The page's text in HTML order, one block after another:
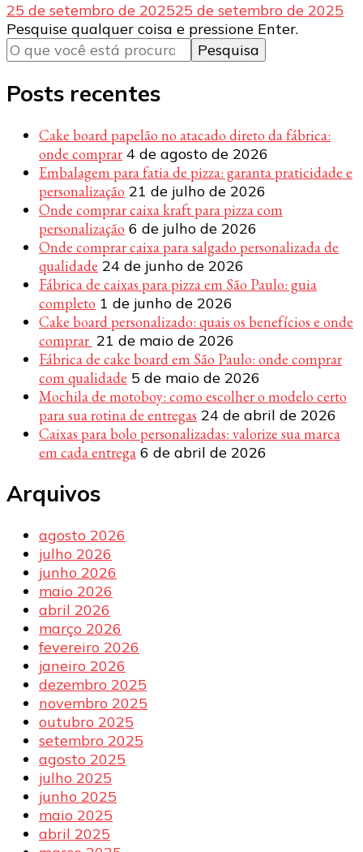
25 de setembro de 202525 de setembro de 2025
Procurando
algo?
Pesquise qualquer coisa e pressione Enter.
Posts recentes
Cake board papelão no atacado direto da fábrica:
onde comprar 4 de agosto de 2026
Embalagem para fatia de pizza: garanta praticidade e
personalização 21 de julho de 2026
Onde comprar caixa kraft para pizza com
personalização 6 de julho de 2026
Onde comprar caixa para salgado personalizada de
qualidade 24 de junho de 2026
Fábrica de caixas para pizza em São Paulo: guia
completo 1 de junho de 2026
Cake board personalizado: quais os benefícios e onde
comprar 21 de maio de 2026
Fábrica de cake board em São Paulo: onde comprar
com qualidade 5 de maio de 2026
Mochila de motoboy: como escolher o modelo certo
para sua rotina de entregas 24 de abril de 2026
Caixas para bolo personalizadas: valorize sua marca
em cada entrega 6 de abril de 2026
Arquivos
agosto 2026
julho 2026
junho 2026
maio 2026
abril 2026
março 2026
fevereiro 2026
janeiro 2026
dezembro 2025
novembro 2025
outubro 2025
setembro 2025
agosto 2025
julho 2025
junho 2025
maio 2025
abril 2025